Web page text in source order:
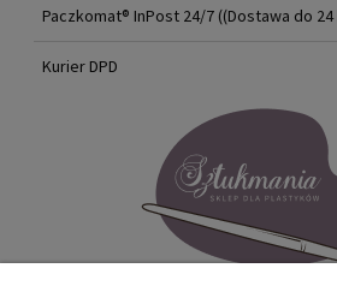
Paczkomat® InPost 24/7 ((Dostawa do 24
Kurier DPD